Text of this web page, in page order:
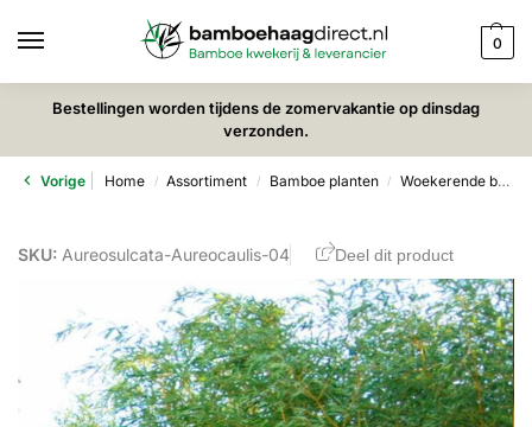
0
Bestellingen worden tijdens de zomervakantie op dinsdag
verzonden.
Vorige Home / Assortiment / Bamboe planten / Woekerende bamboe
SKU: Aureosulcata-Aureocaulis-04 Deel dit product